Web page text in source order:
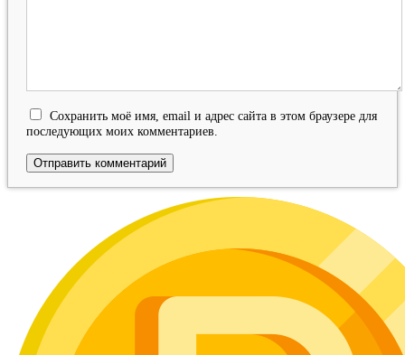
Сохранить моё имя, email и адрес сайта в этом браузере для
последующих моих комментариев.